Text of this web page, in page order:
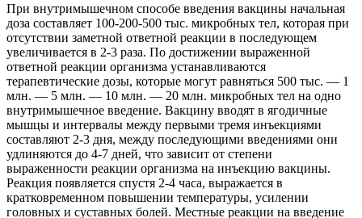
При внутримышечном способе введения вакцины начальная
доза составляет 100-200-500 тыс. микробных тел, которая при
отсутствии заметной ответной реакции в последующем
увеличивается в 2-3 раза. По достижении выраженной
ответной реакции организма устанавливаются
терапевтические дозы, которые могут равняться 500 тыс. — 1
млн. — 5 млн. — 10 млн. — 20 млн. микробных тел на одно
внутримышечное введение. Вакцину вводят в ягодичные
мышцы и интервалы между первыми тремя инъекциями
составляют 2-3 дня, между последующими введениями они
удлиняются до 4-7 дней, что зависит от степени
выраженности реакции организма на инъекцию вакцины.
Реакция появляется спустя 2-4 часа, выражается в
кратковременном повышении температуры, усилении
головных и суставных болей. Местные реакции на введение